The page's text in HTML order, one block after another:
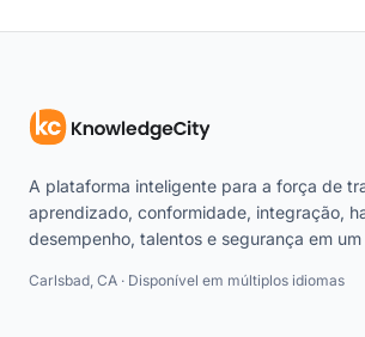
A plataforma inteligente para a força de
aprendizado, conformidade, integração,
desempenho, talentos e segurança em
Carlsbad, CA · Disponível em múltiplos idiomas